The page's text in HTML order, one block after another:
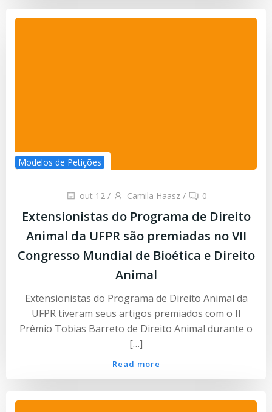
Modelos de Petições
out 12 / Camila Haasz / 0
Extensionistas do Programa de Direito
Animal da UFPR são premiadas no VII
Congresso Mundial de Bioética e Direito
Animal
Extensionistas do Programa de Direito Animal da
UFPR tiveram seus artigos premiados com o II
Prêmio Tobias Barreto de Direito Animal durante o
[…]
Read more